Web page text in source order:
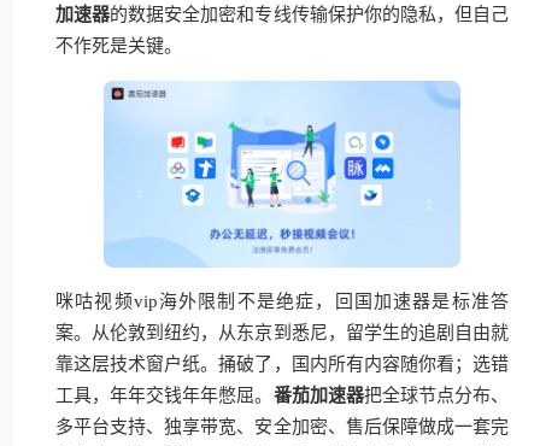
加速器的数据安全加密和专线传输保护你的隐私，但自己
不作死是关键。
咪咕视频vip海外限制不是绝症，回国加速器是标准答
案。从伦敦到纽约，从东京到悉尼，留学生的追剧自由就
靠这层技术窗户纸。捅破了，国内所有内容随你看；选错
工具，年年交钱年年憋屈。 番茄加速器把全球节点分布、
多平台支持、独享带宽、安全加密、售后保障做成一套完